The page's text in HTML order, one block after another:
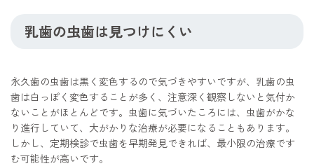
乳歯の虫歯は見つけにくい
永久歯の虫歯は黒く変色するので気づきやすいですが、乳歯の虫
歯は白っぽく変色することが多く、注意深く観察しないと気付か
ないことがほとんどです。虫歯に気づいたころには、虫歯がかな
り進行していて、大がかりな治療が必要になることもあります。
しかし、定期検診で虫歯を早期発見できれば、最小限の治療です
む可能性が高いです。